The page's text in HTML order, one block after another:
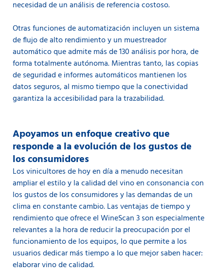
necesidad de un análisis de referencia costoso.
Otras funciones de automatización incluyen un sistema
de flujo de alto rendimiento y un muestreador
automático que admite más de 130 análisis por hora, de
forma totalmente autónoma. Mientras tanto, las copias
de seguridad e informes automáticos mantienen los
datos seguros, al mismo tiempo que la conectividad
garantiza la accesibilidad para la trazabilidad.
Apoyamos un enfoque creativo que
responde a la evolución de los gustos de
los consumidores
Los vinicultores de hoy en día a menudo necesitan
ampliar el estilo y la calidad del vino en consonancia con
los gustos de los consumidores y las demandas de un
clima en constante cambio. Las ventajas de tiempo y
rendimiento que ofrece el WineScan 3 son especialmente
relevantes a la hora de reducir la preocupación por el
funcionamiento de los equipos, lo que permite a los
usuarios dedicar más tiempo a lo que mejor saben hacer:
elaborar vino de calidad.